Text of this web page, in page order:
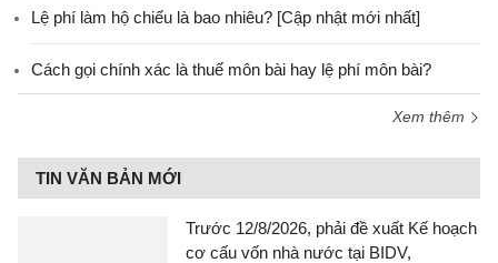
Lệ phí làm hộ chiếu là bao nhiêu? [Cập nhật mới nhất]
Cách gọi chính xác là thuế môn bài hay lệ phí môn bài?
Xem thêm
TIN VĂN BẢN MỚI
Trước 12/8/2026, phải đề xuất Kế hoạch
cơ cấu vốn nhà nước tại BIDV,